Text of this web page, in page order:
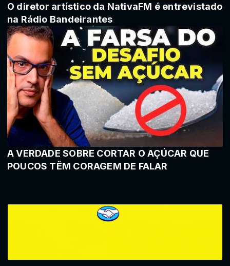
O diretor artístico da NativaFM é entrevistado
na Rádio Bandeirantes
A VERDADE SOBRE CORTAR O AÇÚCAR QUE
POUCOS TÊM CORAGEM DE FALAR